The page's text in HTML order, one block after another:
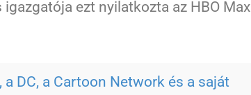
ezt nyilatkozta az HBO Max
a DC, a Cartoon Network és a saját